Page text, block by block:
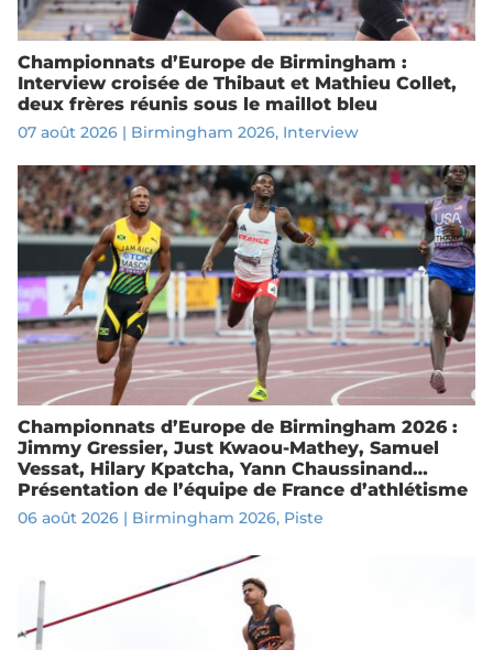
Championnats d’Europe de Birmingham :
Interview croisée de Thibaut et Mathieu Collet,
deux frères réunis sous le maillot bleu
07 août 2026| Birmingham 2026, Interview
Championnats d’Europe de Birmingham 2026 :
Jimmy Gressier, Just Kwaou-Mathey, Samuel
Vessat, Hilary Kpatcha, Yann Chaussinand…
Présentation de l’équipe de France d’athlétisme
06 août 2026| Birmingham 2026, Piste